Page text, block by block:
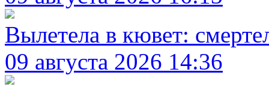
Вылетела в кювет:
09 августа 2026 14:36